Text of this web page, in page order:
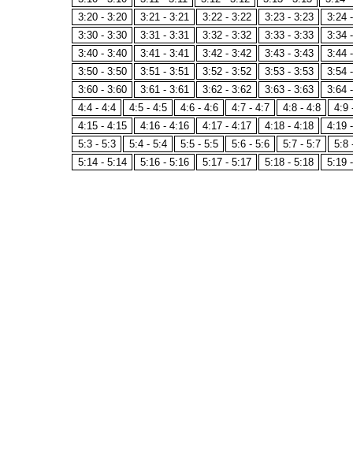
3:20 - 3:20
3:21 - 3:21 3:22 - 3:22 3:23 - 3:23
3:24
3:30 - 3:30
3:31 - 3:31 3:32 - 3:32 3:33 - 3:33
3:34
3:40 - 3:40
3:41 - 3:41 3:42 - 3:42 3:43 - 3:43
3:44
3:50 - 3:50
3:51 - 3:51 3:52 - 3:52 3:53 - 3:53
3:54
3:60 - 3:60
3:61 - 3:61 3:62 - 3:62 3:63 - 3:63
3:64
4:4 - 4:4
4:5 - 4:5 4:6 - 4:6 4:7 - 4:7 4:8 - 4:8
4:9
4:15 - 4:15
4:16 - 4:16 4:17 - 4:17 4:18 - 4:18
4:19
5:3 - 5:3
5:4 - 5:4 5:5 - 5:5 5:6 - 5:6 5:7 - 5:7
5:8
5:14 - 5:14
5:16 - 5:16 5:17 - 5:17 5:18 - 5:18 5:19